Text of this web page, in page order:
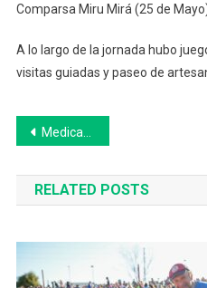
Comparsa Miru Mirá (25 de
A lo largo de la jornada hubo
visitas guiadas y paseo de
Navegación
de
entradas
Medicamentos cuidados: cómo es el acuerdo de precios que firmó el Gobierno con las farmacias
RELATED POSTS